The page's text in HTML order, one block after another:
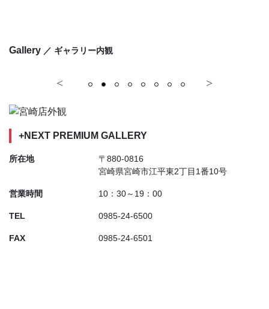
Gallery ／ ギャラリー内観
+NEXT PREMIUM GALLERY
所在地
〒880-0816
宮崎県宮崎市江平東2丁目1番10号
営業時間 10：30～19：00
TEL 0985-24-6500
FAX 0985-24-6501